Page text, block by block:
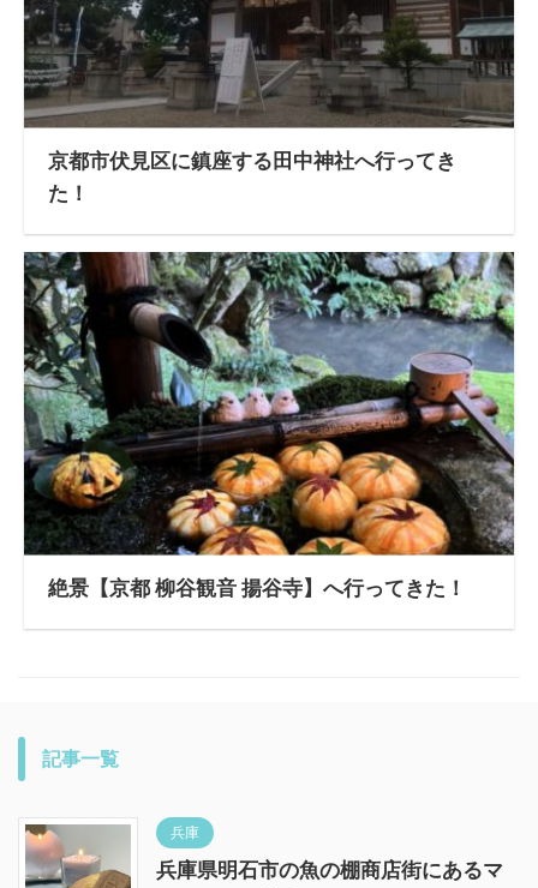
京都市伏見区に鎮座する田中神社へ行ってき
た！
絶景【京都 柳谷観音 揚谷寺】へ行ってきた！
記事一覧
兵庫
兵庫県明石市の魚の棚商店街にあるマ